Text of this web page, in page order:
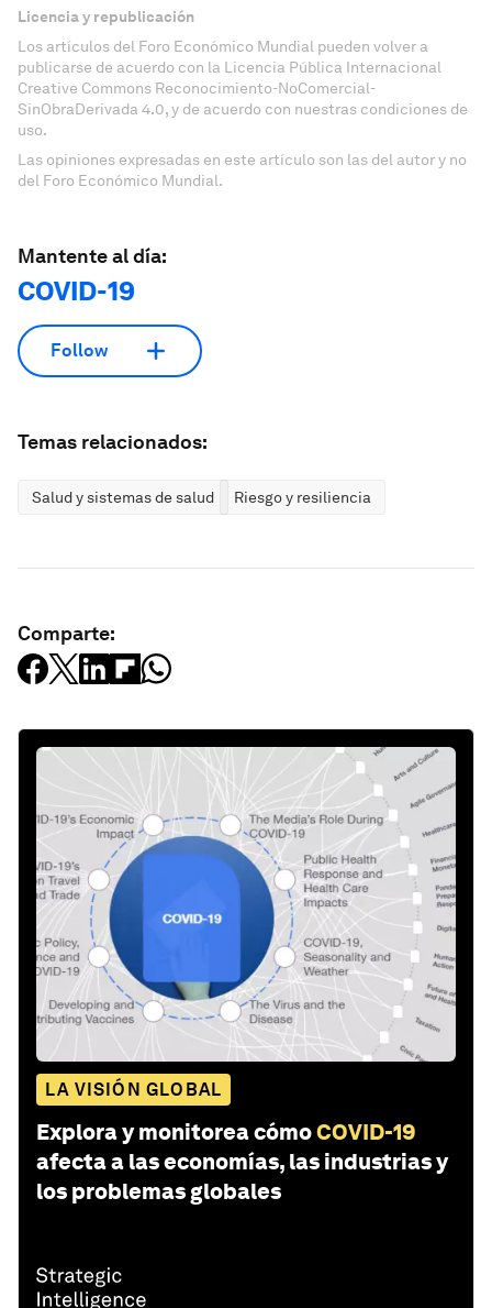
Licencia y republicación
Los artículos del Foro Económico Mundial pueden volver a
publicarse de acuerdo con la Licencia Pública Internacional
Creative Commons Reconocimiento-NoComercial-
SinObraDerivada 4.0, y de acuerdo con nuestras condiciones de
uso.
Las opiniones expresadas en este artículo son las del autor y no
del Foro Económico Mundial.
Mantente al día:
COVID-19
Follow
Temas relacionados:
Salud y sistemas de salud Riesgo y resiliencia
Comparte:
LA VISIÓN GLOBAL
Explora y monitorea cómoCOVID-19
afecta a las economías, las industrias y
los problemas globales